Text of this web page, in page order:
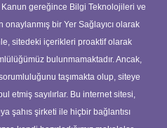
Kanun gereğince Bilgi Teknolojileri ve
onaylanmış bir Yer Sağlayıcı olarak
sitedeki içerikleri proaktif olarak
bulunmamaktadır. Ancak,
taşımakta olup, siteye
etmiş sayılırlar. Bu internet sitesi,
şahıs şirketi ile hiçbir bağlantısı